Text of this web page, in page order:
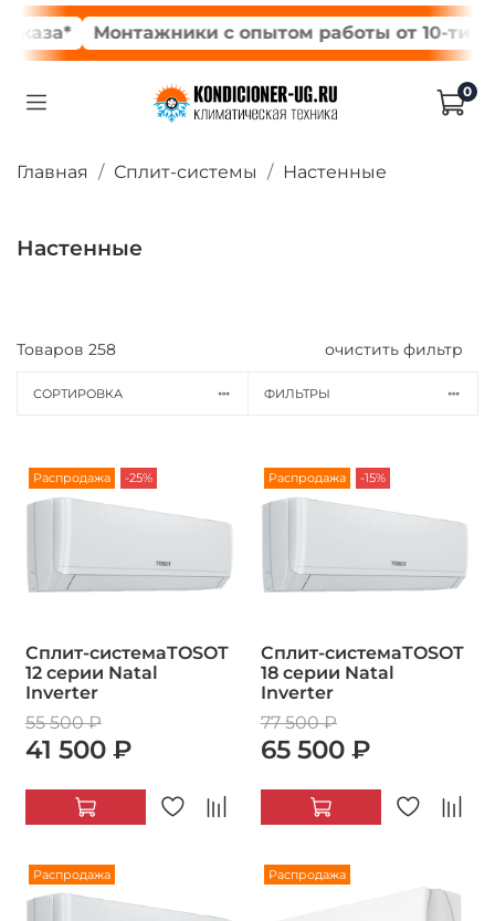
Монтажники с опытом работы от 10-ти лет
0
Главная Сплит-системы Настенные
Настенные
Товаров 258 очистить фильтр
СОРТИРОВКА ФИЛЬТРЫ
Распродажа -25%
Сплит-системаTOSOT
12 серии Natal
Inverter
55 500 ₽
41 500 ₽
Распродажа -15%
Сплит-системаTOSOT
18 серии Natal
Inverter
77 500 ₽
65 500 ₽
Распродажа Распродажа